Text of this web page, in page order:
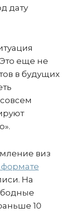
дату
еще не
в будущих
виз
На
10